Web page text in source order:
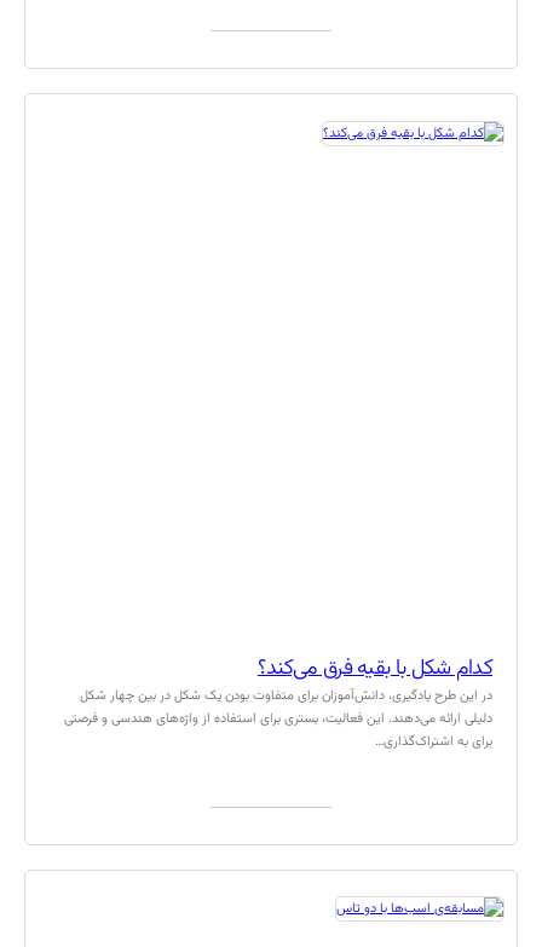
کدام شکل با بقیه فرق می‌کند؟
در این طرح یادگیری، دانش‌آموزان برای متفاوت بودن یک شکل در بین چهار شکل
دلیلی ارائه می‌دهند. این فعالیت، بستری برای استفاده از واژه‌های هندسی و فرصتی
برای به اشتراک‌گذاری…